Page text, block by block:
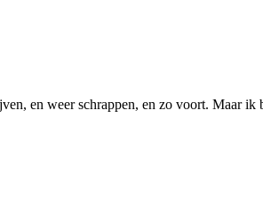
en weer schrappen, en zo voort. Maar